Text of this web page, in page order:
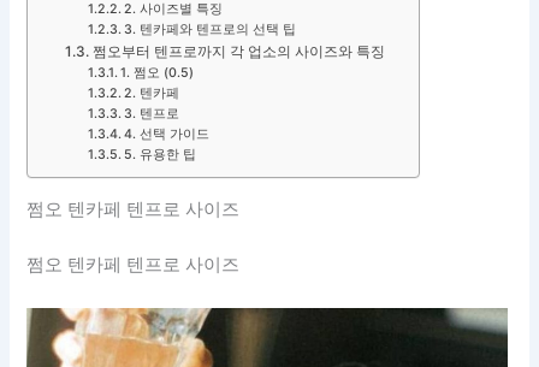
2. 사이즈별 특징
3. 텐카페와 텐프로의 선택 팁
쩜오부터 텐프로까지 각 업소의 사이즈와 특징
1. 쩜오 (0.5)
2. 텐카페
3. 텐프로
4. 선택 가이드
5. 유용한 팁
쩜오 텐카페 텐프로 사이즈
쩜오 텐카페 텐프로 사이즈